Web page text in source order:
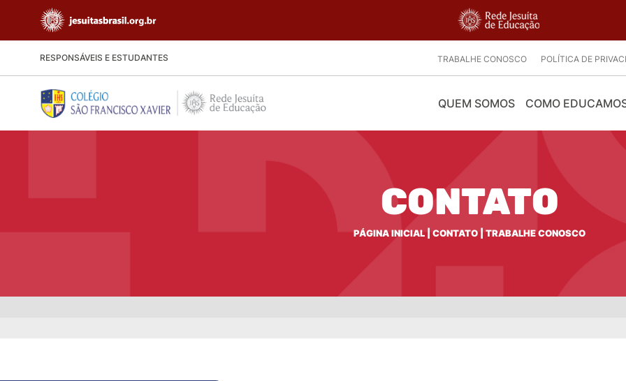
RESPONSÁVEIS E ESTUDANTES TRABALHE CONOSCO POLÍTICA DE
QUEM SOMOS COMO
CONTATO
PÁGINA INICIAL CONTATO TRABALHE CONOSCO